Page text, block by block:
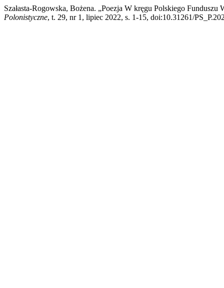
Szałasta-Rogowska, Bożena. „Poezja W kręgu Polskiego
Polonistyczne, t. 29, nr 1, lipiec 2022, s. 1-15, doi:10.31261/